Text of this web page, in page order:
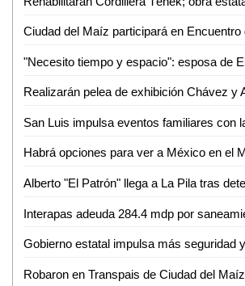
Ciudad del Maíz participará en Encuentro
Habrá opciones para ver a México en el
Robaron en Transpais de Ciudad del Maíz